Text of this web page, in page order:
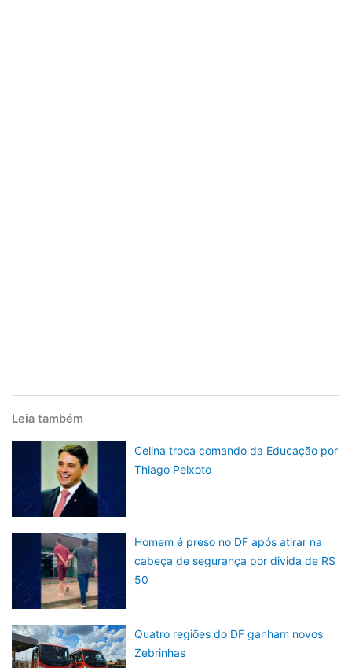
Leia também
Celina troca comando da Educação por
Thiago Peixoto
Homem é preso no DF após atirar na
cabeça de segurança por divida de R$
50
Quatro regiões do DF ganham novos
Zebrinhas